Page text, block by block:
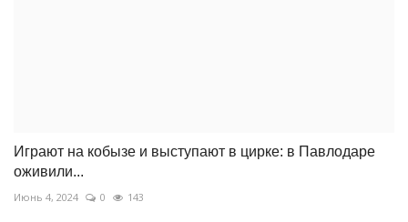
Играют на кобызе и выступают в цирке: в Павлодаре
оживили...
Июнь 4, 2024 0 143